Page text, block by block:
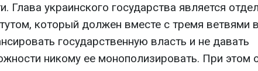
Глава украинского государства является
который должен вместе с тремя ветвями
государственную власть и не давать
никому ее монополизировать. При этом